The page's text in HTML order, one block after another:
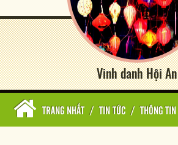
Vinh danh Hội An
TRANG NHẤT / TIN TỨC / THÔNG TIN